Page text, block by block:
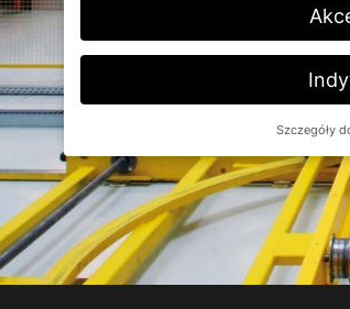
Szczegóły
Jeśli masz mniej niż 16 lat i chcesz
opiekunów prawnych.
Na naszej stronie internetowej
podczas gdy inne pomagają nam
przetwarzane (np. cechy